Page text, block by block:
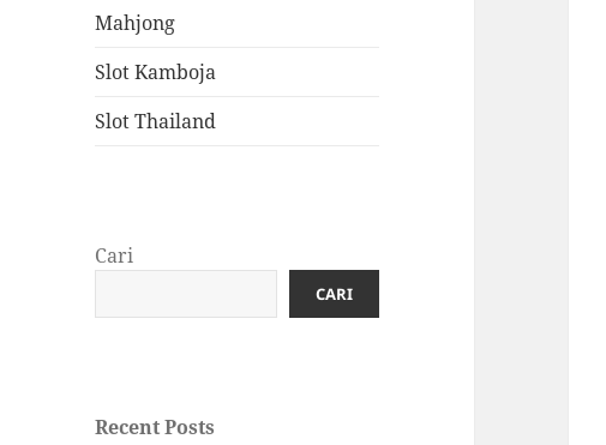
Mahjong
Slot Kamboja
Slot Thailand
Cari
CARI
Recent Posts